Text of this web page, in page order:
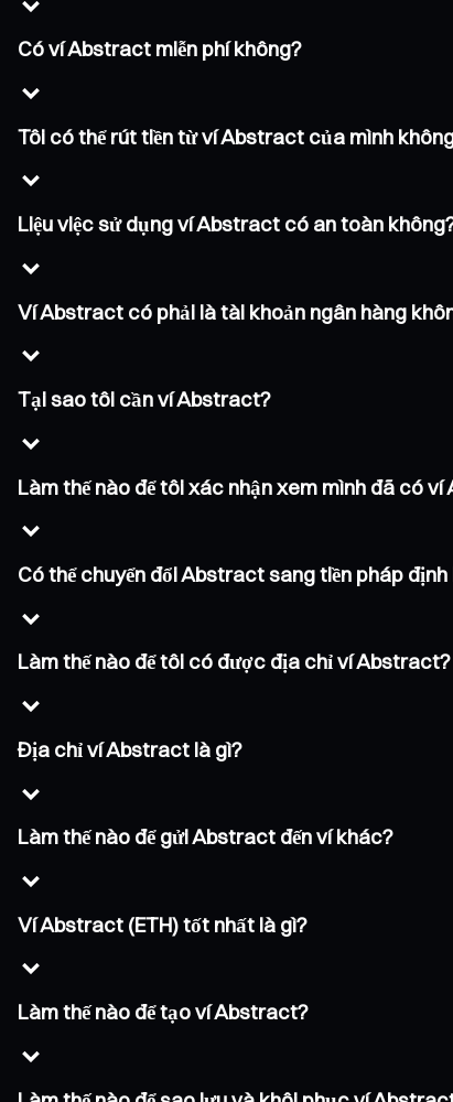
Có ví Abstract miễn phí không?
Tôi có thể rút tiền từ ví Abstract của mình
Liệu việc sử dụng ví Abstract có an toàn
Ví Abstract có phải là tài khoản ngân hàng
Tại sao tôi cần ví Abstract?
Làm thế nào để tôi xác nhận xem mình đã có
Có thể chuyển đổi Abstract sang tiền pháp
Làm thế nào để tôi có được địa chỉ ví Abstract?
Địa chỉ ví Abstract là gì?
Làm thế nào để gửi Abstract đến ví khác?
Ví Abstract (ETH) tốt nhất là gì?
Làm thế nào để tạo ví Abstract?